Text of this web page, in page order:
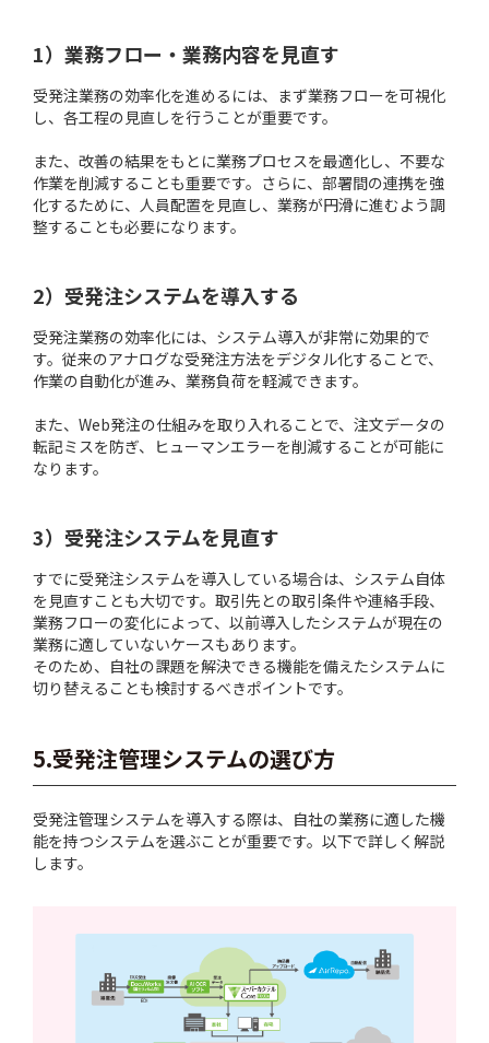
1）業務フロー・業務内容を見直す
受発注業務の効率化を進めるには、まず業務フローを可視化
し、各工程の見直しを行うことが重要です。
また、改善の結果をもとに業務プロセスを最適化し、不要な
作業を削減することも重要です。さらに、部署間の連携を強
化するために、人員配置を見直し、業務が円滑に進むよう調
整することも必要になります。
2）受発注システムを導入する
受発注業務の効率化には、システム導入が非常に効果的で
す。従来のアナログな受発注方法をデジタル化することで、
作業の自動化が進み、業務負荷を軽減できます。
また、Web発注の仕組みを取り入れることで、注文データの
転記ミスを防ぎ、ヒューマンエラーを削減することが可能に
なります。
3）受発注システムを見直す
すでに受発注システムを導入している場合は、システム自体
を見直すことも大切です。取引先との取引条件や連絡手段、
業務フローの変化によって、以前導入したシステムが現在の
業務に適していないケースもあります。
そのため、自社の課題を解決できる機能を備えたシステムに
切り替えることも検討するべきポイントです。
5.受発注管理システムの選び方
受発注管理システムを導入する際は、自社の業務に適した機
能を持つシステムを選ぶことが重要です。以下で詳しく解説
します。